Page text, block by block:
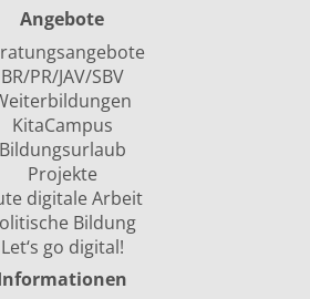
Angebote
BR/PR/JAV/SBV
KitaCampus
Bildungsurlaub
Projekte
digitale Arbeit
Bildung
Let‘s go digital!